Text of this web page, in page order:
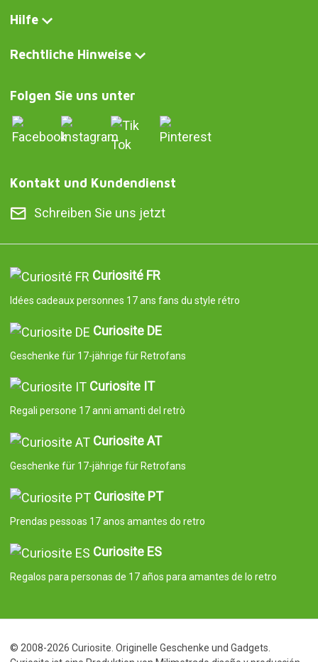
Hilfe
Rechtliche Hinweise
Folgen Sie uns unter
Kontakt und Kundendienst
Schreiben Sie uns jetzt
Curiosité FR
Idées cadeaux personnes 17 ans fans du style rétro
Curiosite DE
Geschenke für 17-jährige für Retrofans
Curiosite IT
Regali persone 17 anni amanti del retrò
Curiosite AT
Geschenke für 17-jährige für Retrofans
Curiosite PT
Prendas pessoas 17 anos amantes do retro
Curiosite ES
Regalos para personas de 17 años para amantes de lo retro
© 2008-2026 Curiosite. Originelle Geschenke und Gadgets.